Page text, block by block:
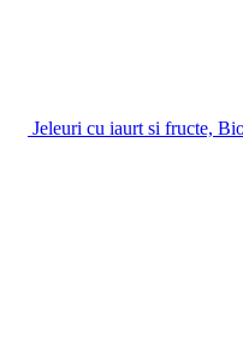
Jeleuri cu iaurt si fructe,